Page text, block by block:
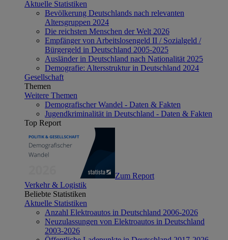
Aktuelle Statistiken
Bevölkerung Deutschlands nach relevanten
Altersgruppen 2024
Die reichsten Menschen der Welt 2026
Empfänger von Arbeitslosengeld II / Sozialgeld /
Bürgergeld in Deutschland 2005-2025
Ausländer in Deutschland nach Nationalität 2025
Demografie: Altersstruktur in Deutschland 2024
Gesellschaft
Themen
Weitere Themen
Demografischer Wandel - Daten & Fakten
Jugendkriminalität in Deutschland - Daten & Fakten
Top Report
Zum Report
Verkehr & Logistik
Beliebte Statistiken
Aktuelle Statistiken
Anzahl Elektroautos in Deutschland 2006-2026
Neuzulassungen von Elektroautos in Deutschland
2003-2026